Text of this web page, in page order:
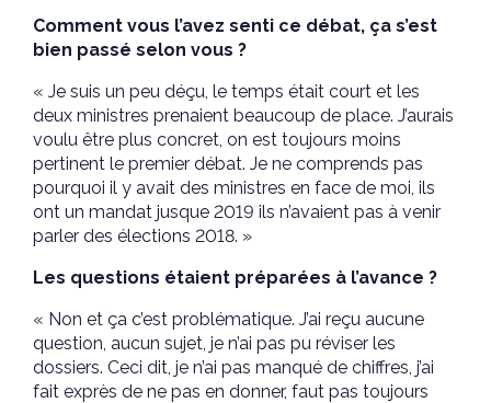
Comment vous l’avez senti ce débat, ça s’est
bien passé selon vous ?
« Je suis un peu déçu, le temps était court et les
deux ministres prenaient beaucoup de place. J’aurais
voulu être plus concret, on est toujours moins
pertinent le premier débat. Je ne comprends pas
pourquoi il y avait des ministres en face de moi, ils
ont un mandat jusque 2019 ils n’avaient pas à venir
parler des élections 2018. »
Les questions étaient préparées à l’avance ?
« Non et ça c’est problématique. J’ai reçu aucune
question, aucun sujet, je n’ai pas pu réviser les
dossiers. Ceci dit, je n’ai pas manqué de chiffres, j’ai
fait exprès de ne pas en donner, faut pas toujours